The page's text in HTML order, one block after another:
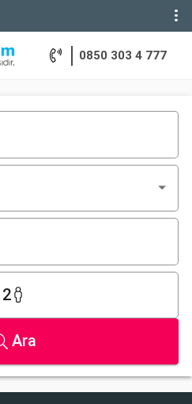
0850 303 4 777
2
Ara